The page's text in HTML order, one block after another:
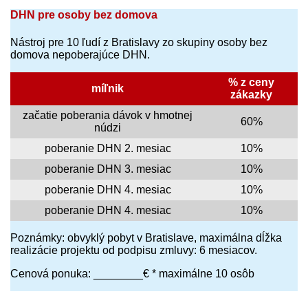
DHN pre osoby bez domova
Nástroj pre 10 ľudí z Bratislavy zo skupiny osoby bez
domova nepoberajúce DHN.
míľnik
% z ceny
zákazky
začatie poberania dávok v hmotnej
núdzi
60%
poberanie DHN 2. mesiac
10%
poberanie DHN 3. mesiac
10%
poberanie DHN 4. mesiac
10%
poberanie DHN 4. mesiac
10%
Poznámky: obvyklý pobyt v Bratislave, maximálna dĺžka
realizácie projektu od podpisu zmluvy: 6 mesiacov.
Cenová ponuka: ________€ * maximálne 10 osôb